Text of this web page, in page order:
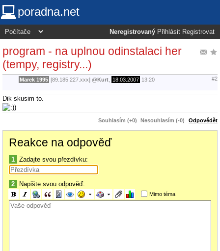
poradna.net
Neregistrovaný Přihlásit Registrovat
program - na uplnou odinstalaci her
(tempy, registry...)
Marek 1995 [89.185.227.xxx] @Kurt 18.03.2007 13:20 #2
Dik skusim to.
Souhlasím (+0) Nesouhlasím (-0) Odpovědět
Reakce na odpověď
1 Zadajte svou přezdívku:
2 Napište svou odpověď:
Mimo téma